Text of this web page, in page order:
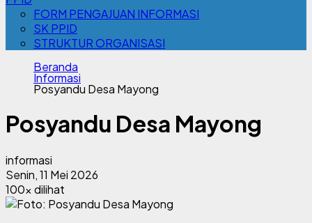
FORM PENGAJUAN INFORMASI
SK PPID
STRUKTUR ORGANISASI
Beranda
Informasi
Posyandu Desa Mayong
Posyandu Desa Mayong
informasi
Senin, 11 Mei 2026
100x dilihat